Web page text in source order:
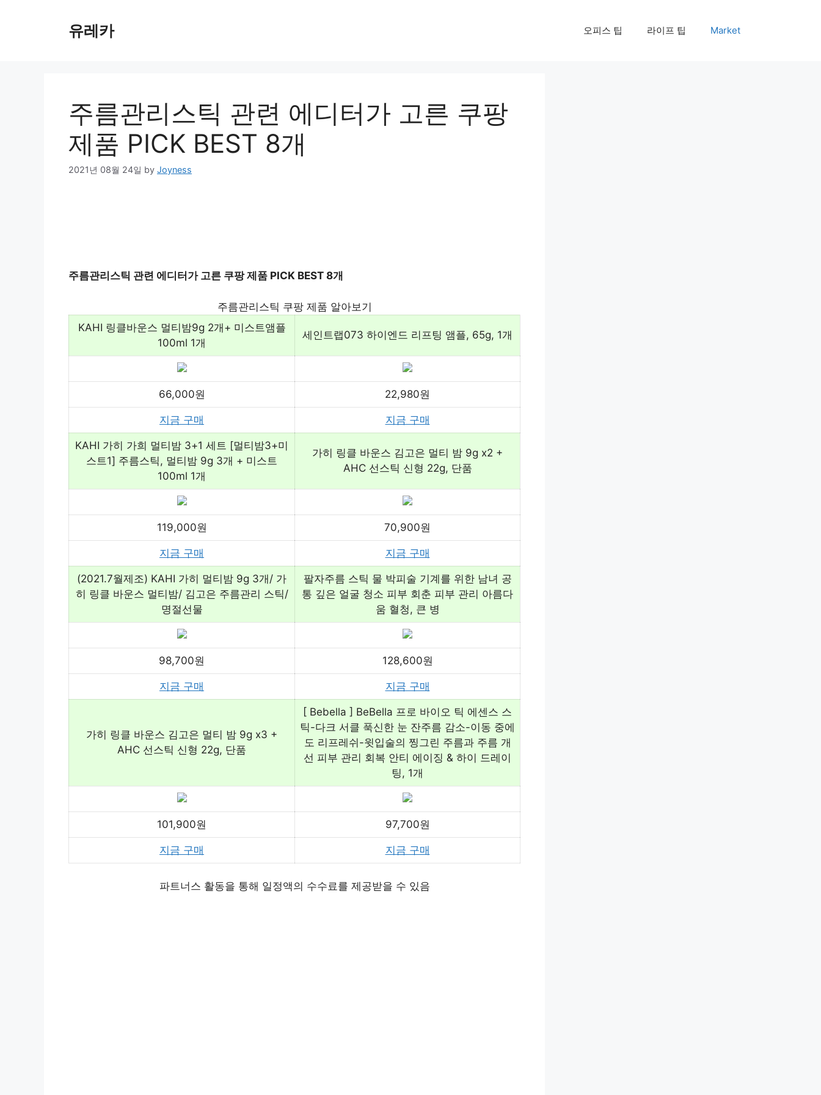
유레카 오피스 팁 라이프 팁 Market
주름관리스틱 관련 에디터가 고른 쿠팡
제품 PICK BEST 8개
2021년 08월 24일 by Joyness
주름관리스틱 관련 에디터가 고른 쿠팡 제품 PICK BEST 8개
주름관리스틱 쿠팡 제품 알아보기
KAHI 링클바운스 멀티밤9g 2개+ 미스트앰플
100ml 1개
세인트랩073 하이엔드 리프팅 앰플, 65g, 1개
66,000원 22,980원
지금 구매 지금 구매
KAHI 가히 가희 멀티밤 3+1 세트 [멀티밤3+미
스트1] 주름스틱, 멀티밤 9g 3개 + 미스트
100ml 1개
가히 링클 바운스 김고은 멀티 밤 9g x2 +
AHC 선스틱 신형 22g, 단품
119,000원 70,900원
지금 구매 지금 구매
(2021.7월제조) KAHI 가히 멀티밤 9g 3개/ 가
히 링클 바운스 멀티밤/ 김고은 주름관리 스틱/
명절선물
팔자주름 스틱 물 박피술 기계를 위한 남녀 공
통 깊은 얼굴 청소 피부 회춘 피부 관리 아름다
움 혈청, 큰 병
98,700원 128,600원
지금 구매 지금 구매
가히 링클 바운스 김고은 멀티 밤 9g x3 +
AHC 선스틱 신형 22g, 단품
[ Bebella ] BeBella 프로 바이오 틱 에센스 스
틱-다크 서클 푹신한 눈 잔주름 감소-이동 중에
도 리프레쉬-윗입술의 찡그린 주름과 주름 개
선 피부 관리 회복 안티 에이징 & 하이 드레이
팅, 1개
101,900원 97,700원
지금 구매 지금 구매
파트너스 활동을 통해 일정액의 수수료를 제공받을 수 있음